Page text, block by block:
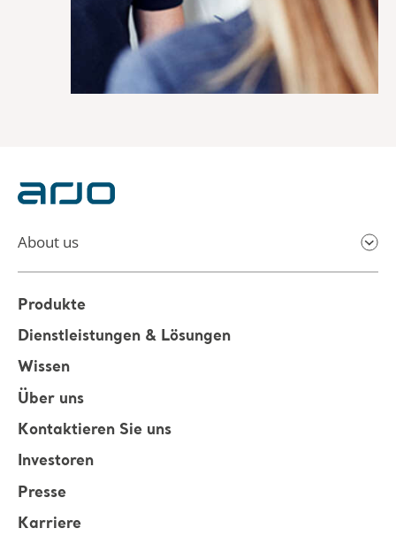
About us
Produkte
Dienstleistungen & Lösungen
Wissen
Über uns
Kontaktieren Sie uns
Investoren
Presse
Karriere